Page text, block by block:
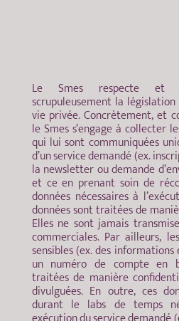
Le Smes respecte et
scrupuleusement la
vie privée. Concrètement, et
le Smes s’engage à collecter
qui lui sont communiquées
d’un service demandé (ex.
la newsletter ou demande
et ce en prenant soin de
données nécessaires à
données sont traitées de
Elles ne sont jamais
commerciales. Par ailleurs,
sensibles (ex. des
un numéro de compte en
traitées de manière
divulguées. En outre, ces
durant le labs de temps